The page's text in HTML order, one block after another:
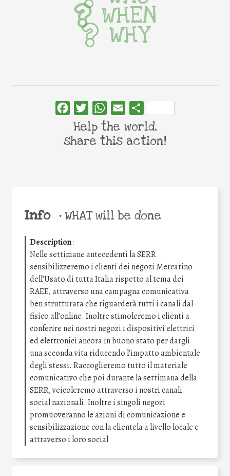
Info •WHAT will be done
Description:
Nelle settimane antecedenti la SERR
sensibilizzeremo i clienti dei negozi Mercatino
dell’Usato di tutta Italia rispetto al tema dei
RAEE, attraverso una campagna comunicativa
ben strutturata che riguarderà tutti i canali dal
fisico all’online. Inoltre stimoleremo i clienti a
conferire nei nostri negozi i dispositivi elettrici
ed elettronici ancora in buono stato per dargli
una seconda vita riducendo l’impatto ambientale
degli stessi. Raccoglieremo tutto il materiale
comunicativo che poi durante la settimana della
SERR, veicoleremo attraverso i nostri canali
social nazionali. Inoltre i singoli negozi
promuoveranno le azioni di comunicazione e
sensibilizzazione con la clientela a livello locale e
attraverso i loro social
WHEN
WHY
FacebookTwitterWhatsApp
Email Share
Help the world,
share this action!